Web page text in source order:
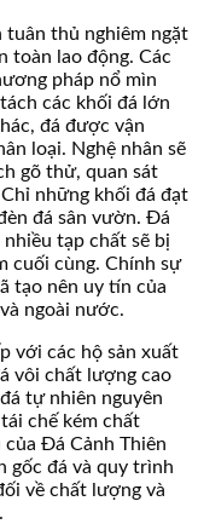
thủ nghiêm ngặt
toàn lao động. Các
pháp nổ mìn
các khối đá lớn
đá được vận
loại. Nghệ nhân sẽ
gõ thử, quan sát
những khối đá đạt
đá sân vườn. Đá
tạp chất sẽ bị
cuối cùng. Chính sự
tạo nên uy tín của
ngoài nước.
với các hộ sản xuất
vôi chất lượng cao
tự nhiên nguyên
chế kém chất
Đá Cảnh Thiên
gốc đá và quy trình
về chất lượng và